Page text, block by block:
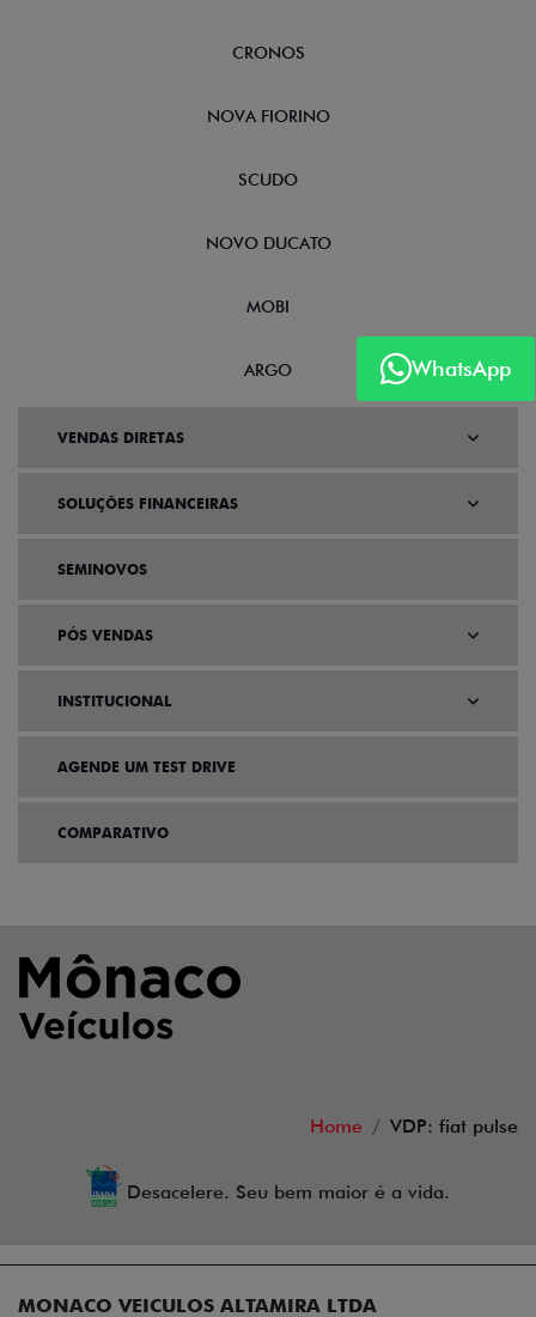
WhatsApp
CRONOS
NOVA FIORINO
SCUDO
NOVO DUCATO
MOBI
ARGO
VENDAS DIRETAS
SOLUÇÕES FINANCEIRAS
SEMINOVOS
PÓS VENDAS
INSTITUCIONAL
AGENDE UM TEST DRIVE
COMPARATIVO
Home VDP: fiat pulse
Desacelere. Seu bem maior é a vida.
MONACO VEICULOS ALTAMIRA LTDA